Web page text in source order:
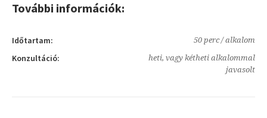
További információk:
Időtartam: 50 perc / alkalom
Konzultáció:
heti, vagy kétheti alkalommal
javasolt